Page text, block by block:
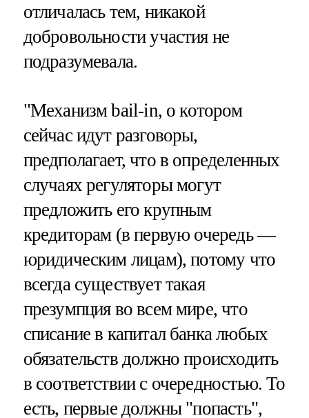
отличалась тем, никакой
добровольности участия не
подразумевала.
"Механизм bail-in, о котором
сейчас идут разговоры,
предполагает, что в определенных
случаях регуляторы могут
предложить его крупным
кредиторам (в первую очередь —
юридическим лицам), потому что
всегда существует такая
презумпция во всем мире, что
списание в капитал банка любых
обязательств должно происходить
в соответствии с очередностью. То
есть, первые должны "попасть",